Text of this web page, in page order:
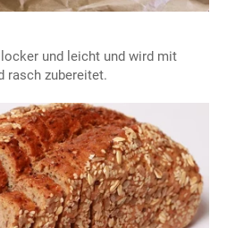
und leicht und wird mit
rasch zubereitet.